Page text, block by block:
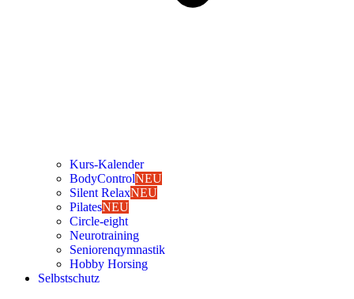
Kurs-Kalen­­der
Body­Con­trolNEU
Silent RelaxNEU
Pila­tesNEU
Cir­cle-eight
Neu­ro­trai­ning
Senio­ren­qym­nas­tik
Hob­by Hor­sing
Selbst­schutz